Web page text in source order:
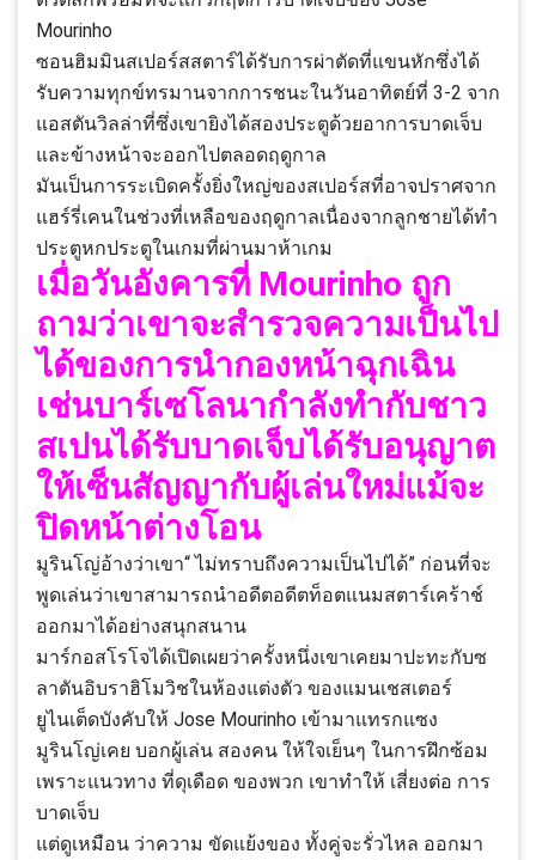
Mourinho
ซอนฮิมมินสเปอร์สสตาร์ได้รับการผ่าตัดที่แขนหักซึ่งได้
รับความทุกข์ทรมานจากการชนะในวันอาทิตย์ที่ 3-2 จาก
แอสตันวิลล่าที่ซึ่งเขายิงได้สองประตูด้วยอาการบาดเจ็บ
และข้างหน้าจะออกไปตลอดฤดูกาล
มันเป็นการระเบิดครั้งยิ่งใหญ่ของสเปอร์สที่อาจปราศจาก
แฮร์รี่เคนในช่วงที่เหลือของฤดูกาลเนื่องจากลูกชายได้ทำ
ประตูหกประตูในเกมที่ผ่านมาห้าเกม
เมื่อวันอังคารที่ Mourinho ถูก
ถามว่าเขาจะสำรวจความเป็นไป
ได้ของการนำกองหน้าฉุกเฉิน
เช่นบาร์เซโลนากำลังทำกับชาว
สเปนได้รับบาดเจ็บได้รับอนุญาต
ให้เซ็นสัญญากับผู้เล่นใหม่แม้จะ
ปิดหน้าต่างโอน
มูรินโญ่อ้างว่าเขา“ ไม่ทราบถึงความเป็นไปได้” ก่อนที่จะ
พูดเล่นว่าเขาสามารถนำอดีตอดีตท็อตแนมสตาร์เคร้าช์
ออกมาได้อย่างสนุกสนาน
มาร์กอสโรโจได้เปิดเผยว่าครั้งหนึ่งเขาเคยมาปะทะกับซ
ลาตันอิบราฮิโมวิชในห้องแต่งตัว ของแมนเชสเตอร์
ยูไนเต็ดบังคับให้ Jose Mourinho เข้ามาแทรกแซง
มูรินโญ่เคย บอกผู้เล่น สองคน ให้ใจเย็นๆ ในการฝึกซ้อม
เพราะแนวทาง ที่ดุเดือด ของพวก เขาทำให้ เสี่ยงต่อ การ
บาดเจ็บ
แต่ดูเหมือน ว่าความ ขัดแย้งของ ทั้งคู่จะรั่วไหล ออกมา